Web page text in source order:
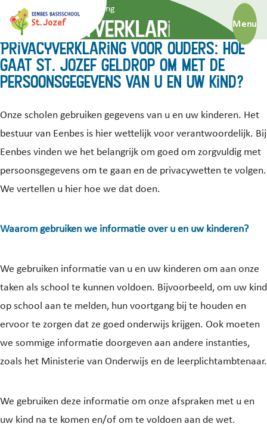
Menu
Privacyverklaring
Privacyverklaring
Privacyverklaring voor ouders: hoe
gaat St. Jozef Geldrop om met de
persoonsgegevens van u en uw kind?
Onze scholen gebruiken gegevens van u en uw kinderen. Het
bestuur van Eenbes is hier wettelijk voor verantwoordelijk. Bij
Eenbes vinden we het belangrijk om goed om zorgvuldig met
persoonsgegevens om te gaan en de privacywetten te volgen.
We vertellen u hier hoe we dat doen.
Waarom gebruiken we informatie over u en uw kinderen?
We gebruiken informatie van u en uw kinderen om aan onze
taken als school te kunnen voldoen. Bijvoorbeeld, om uw kind
op school aan te melden, hun voortgang bij te houden en
ervoor te zorgen dat ze goed onderwijs krijgen. Ook moeten
we sommige informatie doorgeven aan andere instanties,
zoals het Ministerie van Onderwijs en de leerplichtambtenaar.
We gebruiken deze informatie om onze afspraken met u en
uw kind na te komen en/of om te voldoen aan de wet.